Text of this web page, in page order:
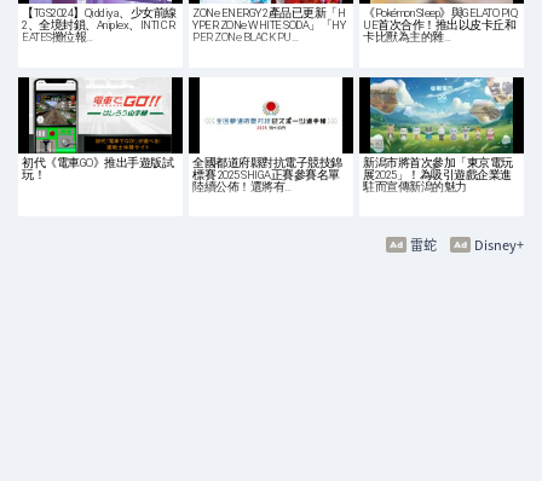
【TGS2024】Qiddiya、少女前線
2、全境封鎖、Aniplex、INTI CR
EATES攤位報…
ZONe ENERGY 2產品已更新「H
YPER ZONe WHITE SODA」「HY
PER ZONe BLACK PU…
《Pokémon Sleep》與GELATO PIQ
UE首次合作！推出以皮卡丘和
卡比獸為主的雜…
初代《電車GO》推出手遊版試
玩！
全國都道府縣對抗電子競技錦
標賽 2025 SHIGA正賽參賽名單
陸續公佈！還將有…
新潟市將首次參加「東京電玩
展2025」！為吸引遊戲企業進
駐而宣傳新潟的魅力
Disney+
雷蛇